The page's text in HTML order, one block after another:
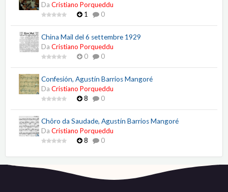
Da Cristiano Porqueddu
1
0
China Mail del 6 settembre 1929
Da Cristiano Porqueddu
0
0
Confesión, Agustín Barrios Mangoré
Da Cristiano Porqueddu
8
0
Chôro da Saudade, Agustín Barrios Mangoré
Da Cristiano Porqueddu
8
0